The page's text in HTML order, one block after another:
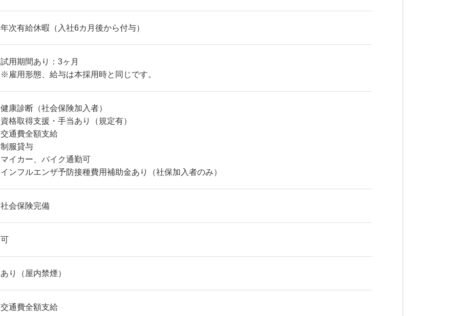
年次有給休暇（入社6カ月後から付与）
試用期間あり：3ヶ月
※雇用形態、給与は本採用時と同じです。
健康診断（社会保険加入者）
資格取得支援・手当あり（規定有）
交通費全額支給
制服貸与
マイカー、バイク通勤可
インフルエンザ予防接種費用補助金あり（社保加入者のみ）
社会保険完備
可
あり（屋内禁煙）
交通費全額支給